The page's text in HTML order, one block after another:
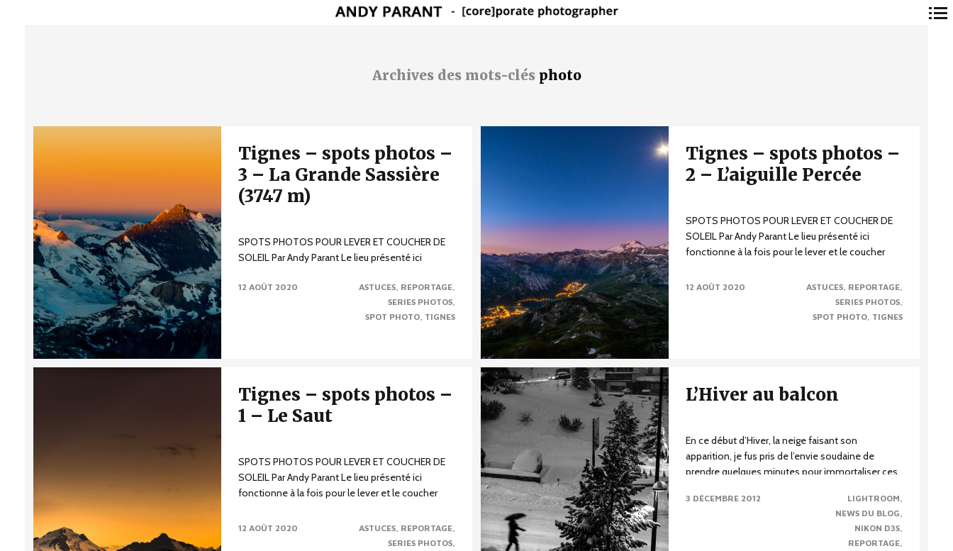
Archives des mots-clés photo
Tignes – spots photos –
3 – La Grande Sassière
(3747 m)
SPOTS PHOTOS POUR LEVER ET COUCHER DE
SOLEIL Par Andy Parant Le lieu présenté ici
de...
12 AOÛT 2020 ASTUCES REPORTAGE
SERIES PHOTOS
SPOT PHOTO TIGNES
Tignes – spots photos –
2 – L’aiguille Percée
SPOTS PHOTOS POUR LEVER ET COUCHER DE
SOLEIL Par Andy Parant Le lieu présenté ici
fonctionne à la fois pour le lever et le coucher
12 AOÛT 2020 ASTUCES REPORTAGE
SERIES PHOTOS
SPOT PHOTO TIGNES
Tignes – spots photos –
1 – Le Saut
SPOTS PHOTOS POUR LEVER ET COUCHER DE
SOLEIL Par Andy Parant Le lieu présenté ici
fonctionne à la fois pour le lever et le coucher
12 AOÛT 2020 ASTUCES REPORTAGE
SERIES PHOTOS
L’Hiver au balcon
En ce début d’Hiver, la neige faisant son
apparition, je fus pris de l’envie soudaine de
prendre quelques minutes pour immortaliser ces
3 DÉCEMBRE 2012
LIGHTROOM
NEWS DU BLOG
NIKON D3S
REPORTAGE